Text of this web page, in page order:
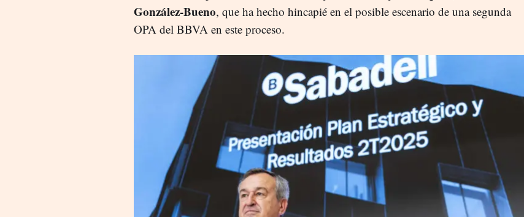
González-Bueno, que ha hecho hincapié en el posible escenario de una segunda
OPA del BBVA en este proceso.